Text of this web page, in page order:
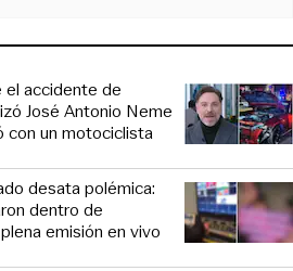
accidente de
José Antonio Neme
con un motociclista
desata polémica:
dentro de
emisión en vivo